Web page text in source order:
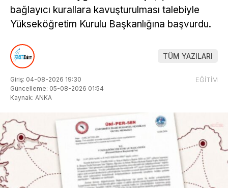
bağlayıcı kurallara kavuşturulması talebiyle
Yükseköğretim Kurulu Başkanlığına başvurdu.
TÜM YAZILARI
Giriş: 04-08-2026 19:30
Güncelleme: 05-08-2026 01:54
Kaynak: ANKA
EĞİTİM